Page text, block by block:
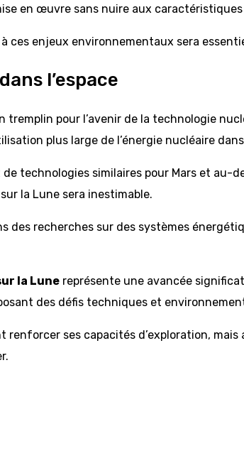
en œuvre sans nuire aux
ces enjeux environnementaux sera
l’espace
tremplin pour l’avenir de la technologie
plus large de l’énergie nucléaire
technologies similaires pour Mars et au-
la Lune sera inestimable.
des recherches sur des systèmes
la Lune représente une avancée
des défis techniques et
renforcer ses capacités d’exploration,